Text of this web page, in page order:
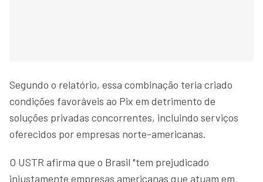
Segundo o relatório, essa combinação teria criado
condições favoráveis ao Pix em detrimento de
soluções privadas concorrentes, incluindo serviços
oferecidos por empresas norte-americanas.
O USTR afirma que o Brasil "tem prejudicado
injustamente empresas americanas que atuam em